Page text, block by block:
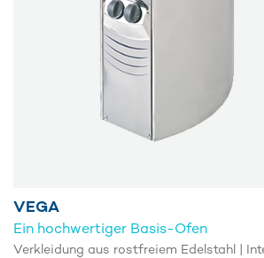
VEGA
Ein hochwertiger Basis-Ofen
Verkleidung aus rostfreiem Edelstahl |